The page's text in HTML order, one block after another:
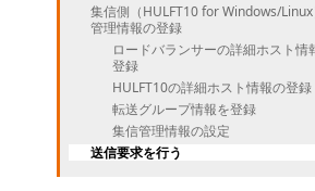
集信側（HULFT10 for Windows/
管理情報の登録
ロードバランサーの詳細ホスト情
登録
HULFT10の詳細ホスト情報の登録
転送グループ情報を登録
集信管理情報の設定
送信要求を行う